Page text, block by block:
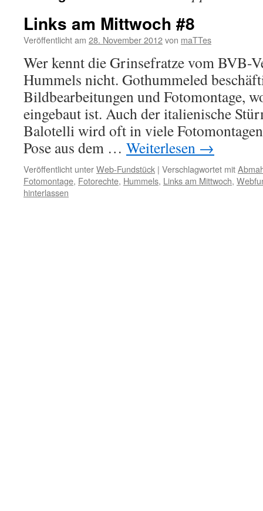
Links am Mittwoch #8
Veröffentlicht am 28. November 2012von maTTes
Wer kennt die Grinsefratze vom BVB-
Hummels nicht. Gothummeled
Bildbearbeitungen und Fotomontage,
eingebaut ist. Auch der italienische
Balotelli wird oft in viele
Pose aus dem … Weiterlesen →
Veröffentlicht unterWeb-Fundstück | Verschlagwortet mit
Fotomontage, Fotorechte, Hummels, Links am Mittwoch,
hinterlassen